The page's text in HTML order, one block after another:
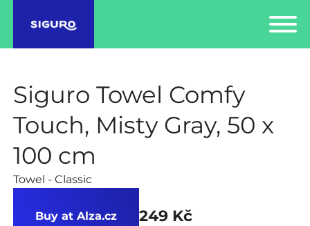
Siguro Towel Comfy
Touch, Misty Gray, 50 x
100 cm
Towel - Classic
Buy at Alza.cz 249 Kč